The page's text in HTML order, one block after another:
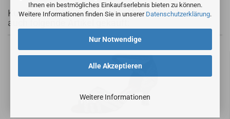
Ihnen ein bestmögliches Einkaufserlebnis bieten zu können.
Weitere Informationen finden Sie in unserer Datenschutzerklärung.
Alle Akzeptieren
Nur Notwendige
Weitere Informationen
Kunden, welche diesen Artikel bestellten, haben
auch folgende Artikel gekauft: